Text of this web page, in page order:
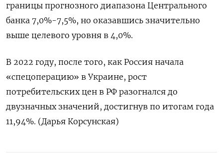
границы прогнозного диапазона Центрального
банка 7,0%-7,5%, но оказавшись значительно
выше целевого уровня в 4,0%.
В 2022 году, после того, как Россия начала
«спецоперацию» в Украине, рост
потребительских цен в РФ разогнался до
двузначных значений, достигнув по итогам года
11,94%. (Дарья Корсунская)